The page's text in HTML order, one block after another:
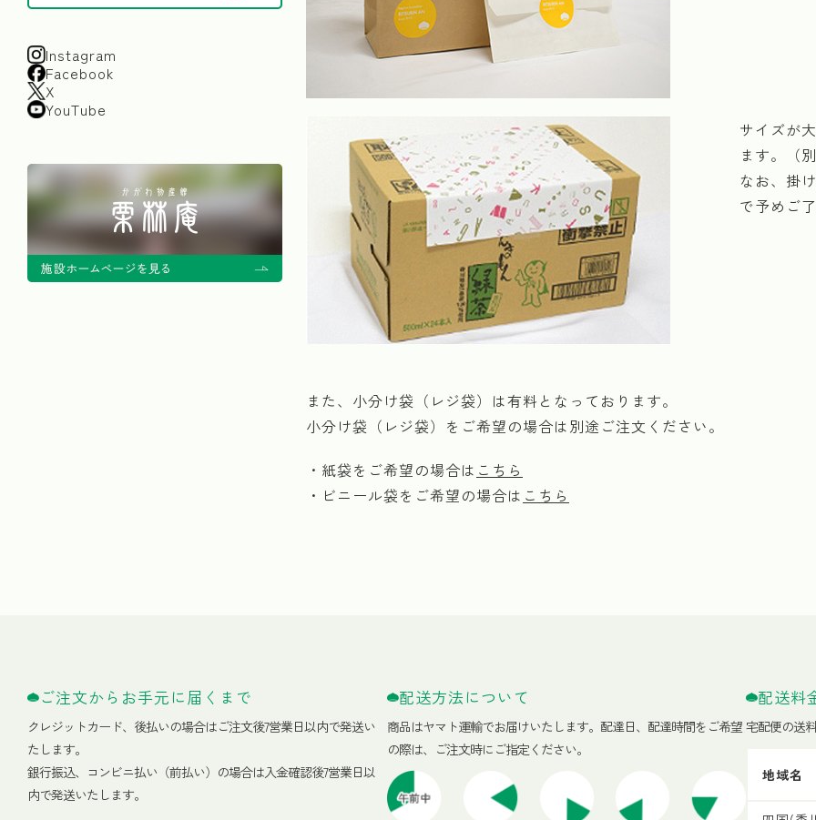
Instagram
Facebook
X
YouTube
サイズが
ます。（
なお、掛
で予めご
また、小分け袋（レジ袋）は有料となっております。
小分け袋（レジ袋）をご希望の場合は別途ご注文ください。
・紙袋をご希望の場合は こちら
・ビニール袋をご希望の場合は こちら
ご注文からお手元に届くまで
クレジットカード、 後払いの場合はご注文後7営業日以内で発送い
たします。
銀行振込、コンビニ払い（前払い）の場合は入金確認後7営業日以
内で発送いたします。
配送方法について
商品はヤマト運輸でお届けいたします。 配達日、配達時間をご希望
の際は、ご注文時にご指定ください。
配送料
宅配便の送
地域名